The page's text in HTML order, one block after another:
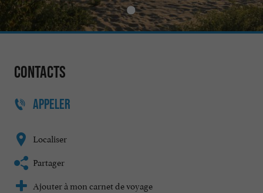
Contacts
APPELER
Localiser
Partager
Ajouter à mon carnet de voyage